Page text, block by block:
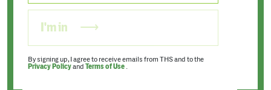
I'm in
By signing up, I agree to receive emails from THS and to the
Privacy Policyand Terms of Use .